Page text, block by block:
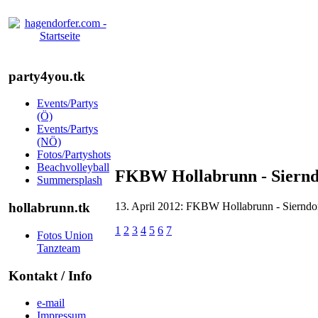
party4you.tk
Events/Partys
(Ö)
Events/Partys
(NÖ)
Fotos/Partyshots
Beachvolleyball
Summersplash
hollabrunn.tk
Fotos Union
Tanzteam
Kontakt / Info
e-mail
FKBW Hollabrunn -
13. April 2012: FKBW Hollabrunn -
1 2 3 4 5 6 7